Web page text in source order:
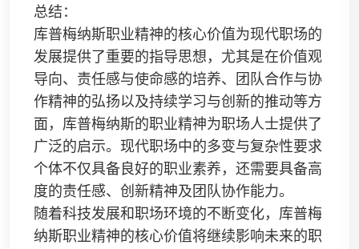
总结：
库普梅纳斯职业精神的核心价值为现代职场的
发展提供了重要的指导思想，尤其是在价值观
导向、责任感与使命感的培养、团队合作与协
作精神的弘扬以及持续学习与创新的推动等方
面，库普梅纳斯的职业精神为职场人士提供了
广泛的启示。现代职场中的多变与复杂性要求
个体不仅具备良好的职业素养，还需要具备高
度的责任感、创新精神及团队协作能力。
随着科技发展和职场环境的不断变化，库普梅
纳斯职业精神的核心价值将继续影响未来的职